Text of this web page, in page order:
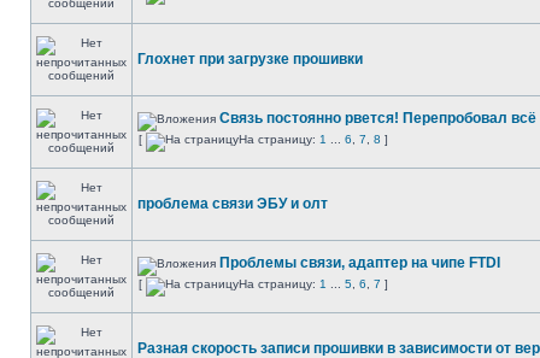
Глохнет при загрузке прошивки
Связь постоянно рвется! Перепробовал
[ На страницу: 1 6 7 8 ]
проблема связи ЭБУ и олт
Проблемы связи, адаптер на чипе FTDI
[ На страницу: 1 5 6 7 ]
Разная скорость записи прошивки в зависимости от